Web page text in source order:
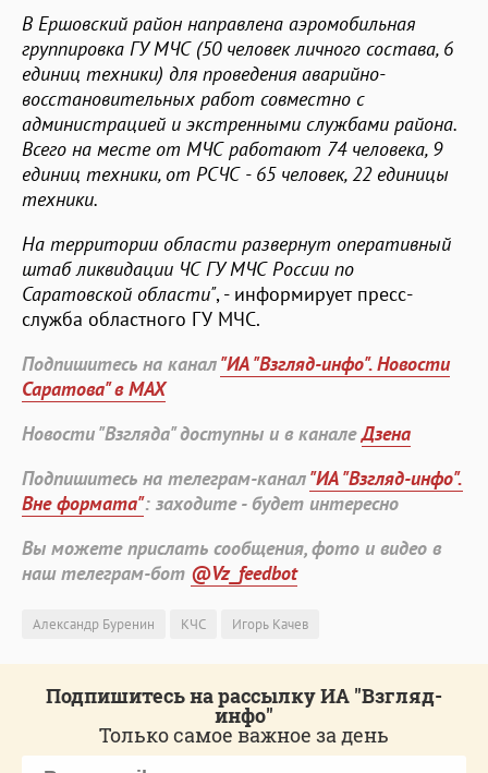
В Ершовский район направлена аэромобильная
группировка ГУ МЧС (50 человек личного состава, 6
единиц техники) для проведения аварийно-
восстановительных работ совместно с
администрацией и экстренными службами района.
Всего на месте от МЧС работают 74 человека, 9
единиц техники, от РСЧС - 65 человек, 22 единицы
техники.
На территории области развернут оперативный
штаб ликвидации ЧС ГУ МЧС России по
Саратовской области", - информирует пресс-
служба областного ГУ МЧС.
Подпишитесь на канал"ИА "Взгляд-инфо". Новости
Саратова" в MAX
Новости "Взгляда" доступны и в каналеДзена
Подпишитесь на телеграм-канал"ИА "Взгляд-инфо".
Вне формата": заходите - будет интересно
Вы можете прислать сообщения, фото и видео в
наш телеграм-бот @Vz_feedbot
Александр Буренин КЧС Игорь Качев
Подпишитесь на рассылку ИА "Взгляд-
инфо"
Только самое важное за день